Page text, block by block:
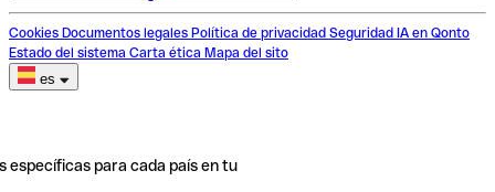
Cookies Documentos legales Política de privacidad Seguridad IA en Qonto
Estado del sistema Carta ética Mapa del sito
es
específicas para cada país en tu